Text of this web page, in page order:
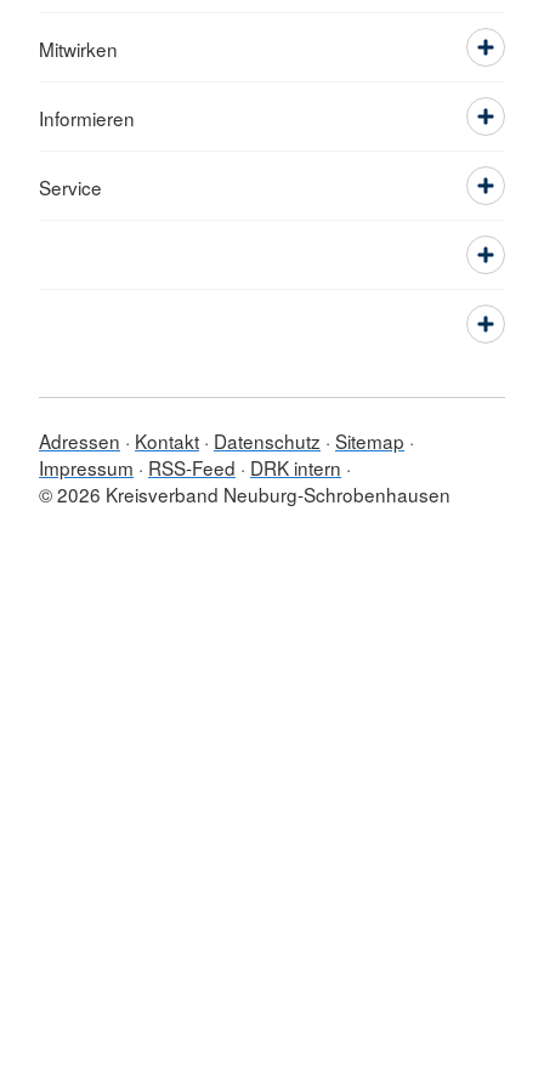
Mitwirken
Informieren
Service
Adressen Kontakt Datenschutz Sitemap
Impressum
RSS-Feed
DRK intern
© 2026 Kreisverband Neuburg-Schrobenhausen